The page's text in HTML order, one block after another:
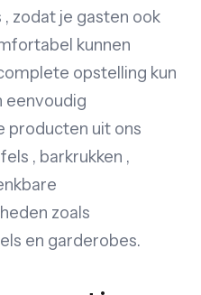
zodat je gasten ook
kunnen
opstelling kun
eenvoudig
producten uit ons
, barkrukken ,
zoals
en garderobes.